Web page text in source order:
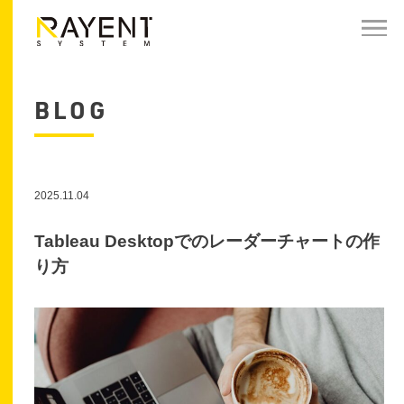
BLOG
2025.11.04
Tableau Desktopでのレーダーチャートの作
り方